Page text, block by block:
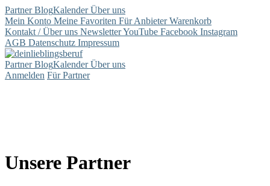
PartnerBlogKalenderÜber uns
Mein Konto Meine Favoriten Für AnbieterWarenkorb
Kontakt / Über uns NewsletterYouTube Facebook Instagram
AGB Datenschutz Impressum
PartnerBlogKalenderÜber uns
Anmelden Für Partner
Unsere Partner